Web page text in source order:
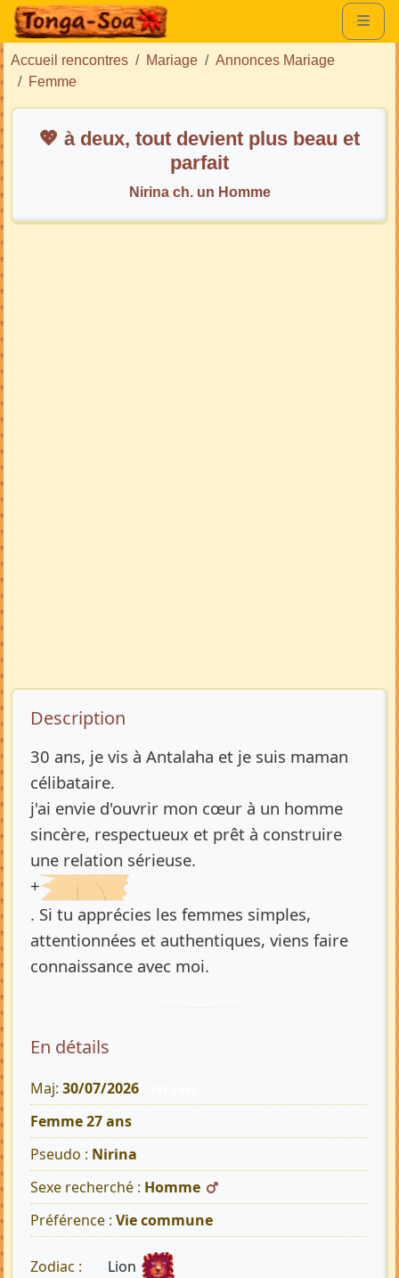
Accueil rencontres Mariage
Annonces Mariage
Femme
💖 à deux, tout devient plus beau et
parfait
Nirina ch. un Homme
Description de l’annonce
Description
30 ans, je vis à Antalaha et je suis maman
célibataire.
j'ai envie d'ouvrir mon cœur à un homme
sincère, respectueux et prêt à construire
une relation sérieuse.
+
. Si tu apprécies les femmes simples,
attentionnées et authentiques, viens faire
connaissance avec moi.
En détails
Maj: 30/07/2026
Femme 27 ans
Pseudo : Nirina
Sexe recherché : Homme
Préférence : Vie commune
Zodiac : Lion